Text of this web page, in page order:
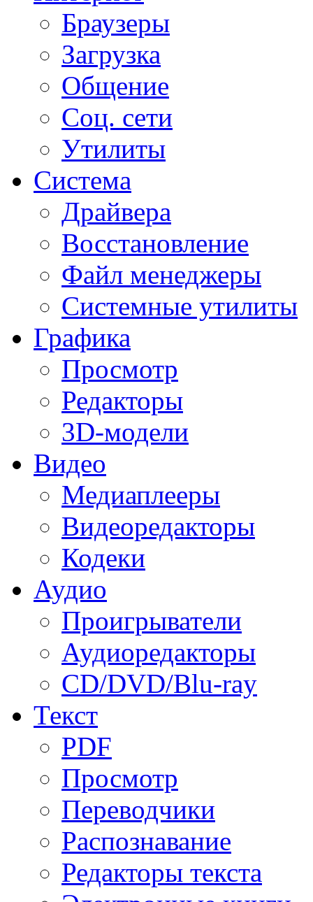
Браузеры
Загрузка
Общение
Соц. сети
Утилиты
Система
Драйвера
Восстановление
Файл менеджеры
Системные утилиты
Графика
Просмотр
Редакторы
3D-модели
Видео
Медиаплееры
Видеоредакторы
Кодеки
Аудио
Проигрыватели
Аудиоредакторы
CD/DVD/Blu-ray
Текст
PDF
Просмотр
Переводчики
Распознавание
Редакторы текста